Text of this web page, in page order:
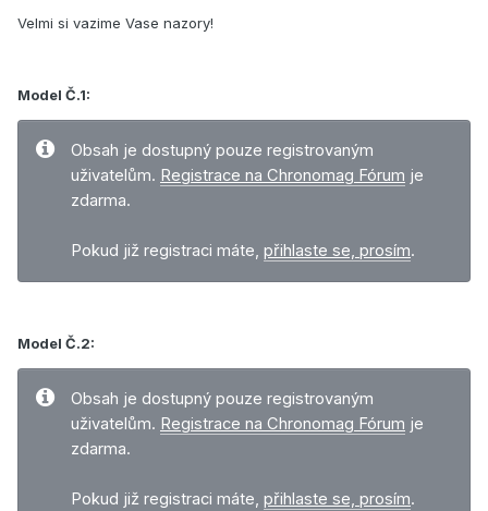
Velmi si vazime Vase nazory!
Model Č.1:
Obsah je dostupný pouze registrovaným
uživatelům. Registrace na Chronomag Fórum je
zdarma.
Pokud již registraci máte, přihlaste se, prosím.
Model Č.2:
Obsah je dostupný pouze registrovaným
uživatelům. Registrace na Chronomag Fórum je
zdarma.
Pokud již registraci máte, přihlaste se, prosím.